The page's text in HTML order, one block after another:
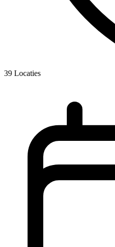
39 Locaties